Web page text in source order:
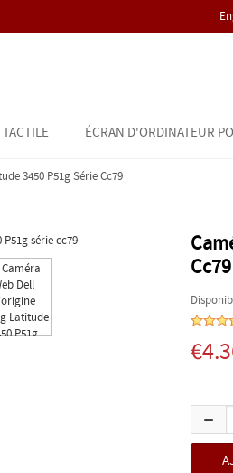
ÉCRAN D'ORDINATEUR
3450 P51g Série Cc79
Cc79